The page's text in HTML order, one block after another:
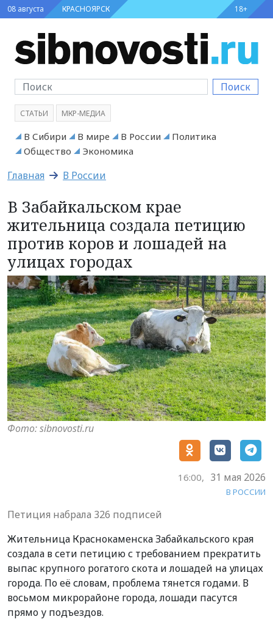
08 августа КРАСНОЯРСК 18+
Поиск
СТАТЬИ МКР-МЕДИА
В Сибири В мире В России
Политика
Общество
Экономика
Главная В России
В Забайкальском крае
жительница создала петицию
против коров и лошадей на
улицах городах
Фото: sibnovosti.ru
16:00, 31 мая 2026
В РОССИИ
Петиция набрала 326 подписей
Жительница Краснокаменска Забайкальского края
создала в сети петицию с требованием прекратить
выпас крупного рогатого скота и лошадей на улицах
города. По её словам, проблема тянется годами. В
восьмом микрорайоне города, лошади пасутся
прямо у подъездов.